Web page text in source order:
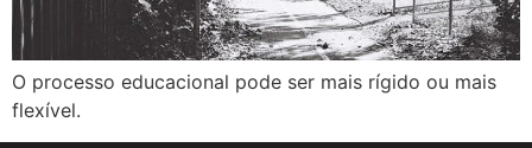
O processo educacional pode ser mais rígido ou mais
flexível.